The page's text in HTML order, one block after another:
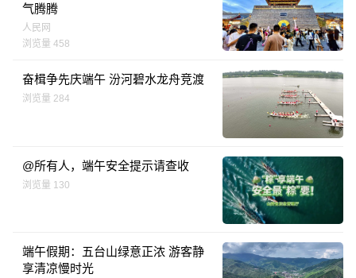
气腾腾
人民网
浏览量 458
奋楫争先庆端午 汾河碧水龙舟竞渡
浏览量 284
@所有人，端午安全提示请查收
浏览量 130
端午假期：五台山绿意正浓 游客静
享清凉慢时光